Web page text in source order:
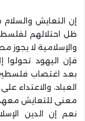
إن التعايش والسلام
ظل احتلالهم
والإسلامية لا يجوز
فإن اليهود تحولوا
بعد اغتصاب
العباد، والاعتداء
معنى للتعايش
نعم إن الدين